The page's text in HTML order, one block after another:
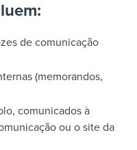
de comunicação
(memorandos,
comunicados à
ou o site da